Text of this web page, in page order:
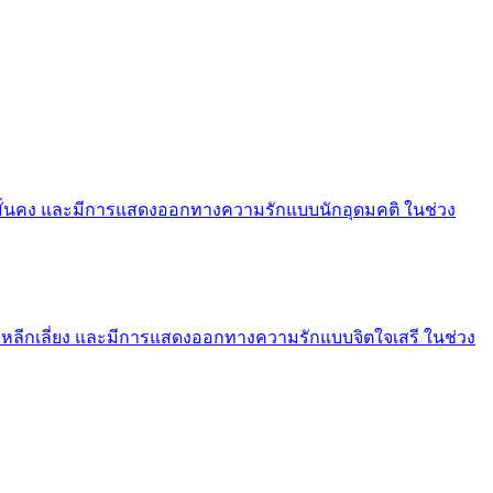
คง และมีการแสดงออกทางความรักแบบนักอุดมคติ ในช่วง
กเลี่ยง และมีการแสดงออกทางความรักแบบจิตใจเสรี ในช่วง